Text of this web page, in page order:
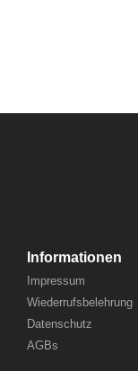
Informationen
Impressum
Wiederrufsbelehrung
Datenschutz
AGBs